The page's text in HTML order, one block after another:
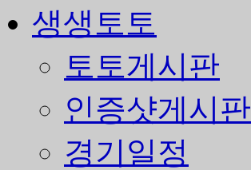
생생토토
토토게시판
인증샷게시판
경기일정